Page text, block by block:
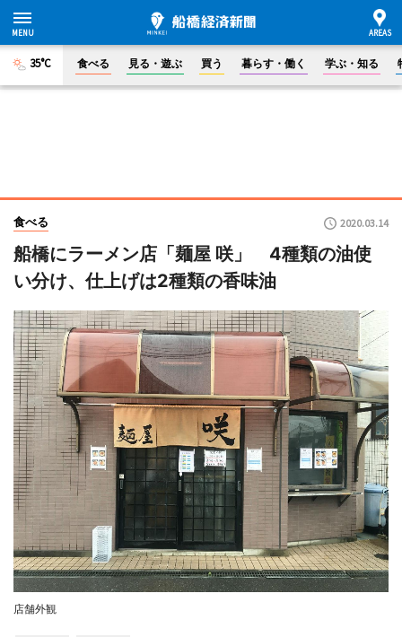
35°C 食べる 見る・遊ぶ 買う 暮らす・働く 学ぶ・知る
食べる 2020.03.14
船橋にラーメン店「麺屋 咲」 4種類の油使
い分け、仕上げは2種類の香味油
店舗外観